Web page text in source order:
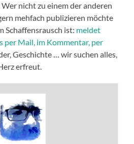
nicht zu einem der anderen
mehfach publizieren möchte
Schaffensrausch ist: meldet
per Mail, im Kommentar, per
Geschichte … wir suchen alles,
erfreut.